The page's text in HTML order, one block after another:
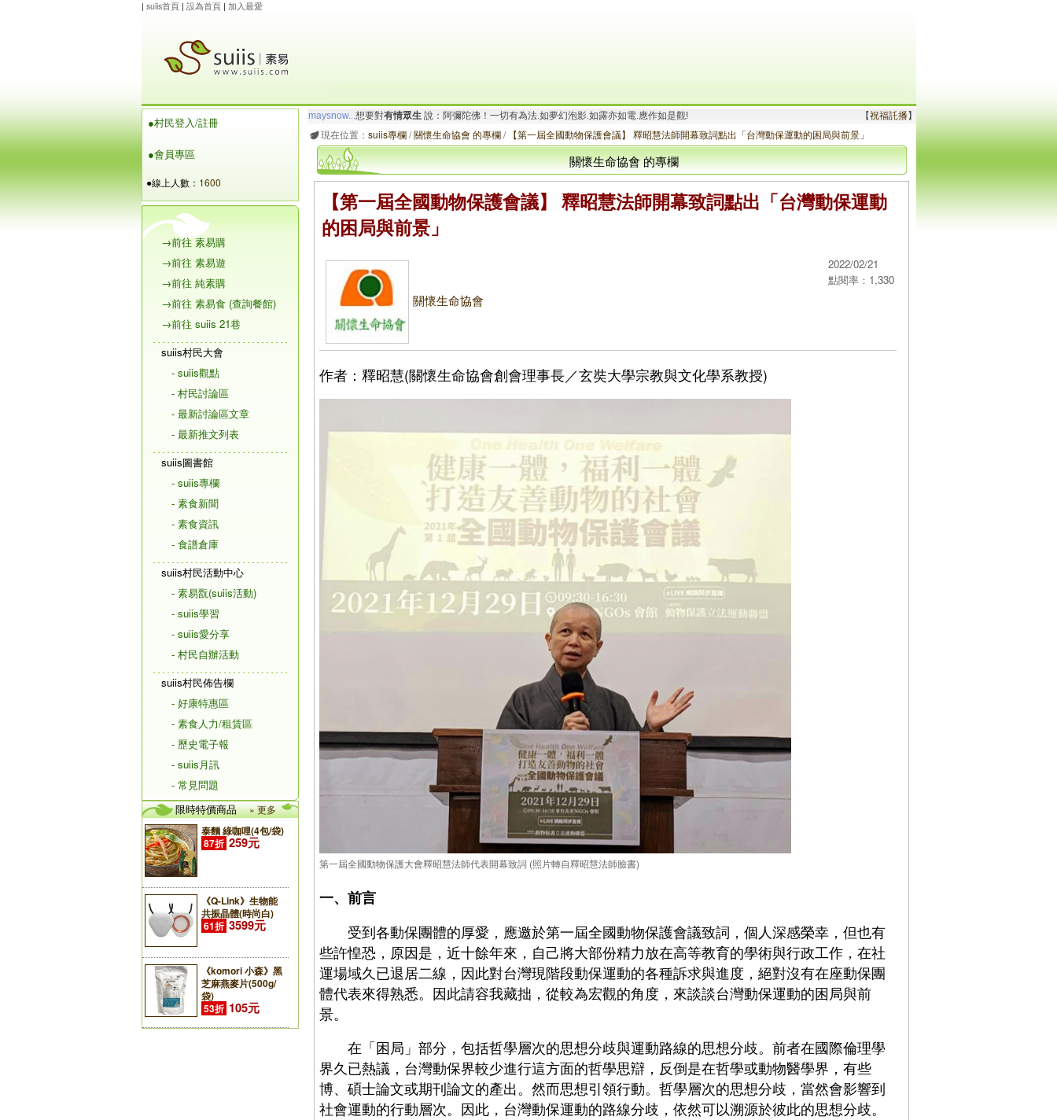
| suiis首頁| 設為首頁| 加入最愛
●村民登入/註冊
●會員專區
●線上人數： 1600
→前往 素易購
→前往 素易遊
→前往 純素購
→前往 素易食 (查詢餐館)
→前往 suiis 21巷
suiis村民大會
- suiis觀點
- 村民討論區
- 最新討論區文章
- 最新推文列表
suiis圖書館
- suiis專欄
- 素食新聞
- 素食資訊
- 食譜倉庫
suiis村民活動中心
- 素易翫(suiis活動)
- suiis學習
- suiis愛分享
- 村民自辦活動
suiis村民佈告欄
- 好康特惠區
- 素食人力/租賃區
- 歷史電子報
- suiis月訊
- 常見問題
限時特價商品
» 更多
泰麵 綠咖哩(4包/袋)
87折 259元
《Q-Link》生物能
共振晶體(時尚白)
61折 3599元
《komori 小森》黑
芝麻燕麥片(500g/
袋)
53折 105元
maysnow...想要對有情眾生說：阿彌陀佛！一切有為法.如夢幻泡影.如露亦如電.應作如是觀!
玲瓏虹想要對有情眾生說：南無大願地藏王菩薩！地獄未空.誓不成佛.眾生度盡.方證菩提! 【祝福託播】
現在位置： suiis專欄/關懷生命協會 的專欄/ 【第一屆全國動物保護會議】 釋昭慧法師開幕致詞點出「台灣動保運動的困局與前景」
關懷生命協會 的專欄
【第一屆全國動物保護會議】 釋昭慧法師開幕致詞點出「台灣動保運動
的困局與前景」
關懷生命協會
2022/02/21
點閱率：1,330
作者：釋昭慧(關懷生命協會創會理事長／玄奘大學宗教與文化學系教授)
第一屆全國動物保護大會釋昭慧法師代表開幕致詞 (照片轉自釋昭慧法師臉書)
一、前言
受到各動保團體的厚愛，應邀於第一屆全國動物保護會議致詞，個人深感榮幸，但也有
些許惶恐，原因是，近十餘年來，自己將大部份精力放在高等教育的學術與行政工作，在社
運場域久已退居二線，因此對台灣現階段動保運動的各種訴求與進度，絕對沒有在座動保團
體代表來得熟悉。因此請容我藏拙，從較為宏觀的角度，來談談台灣動保運動的困局與前
景。
在「困局」部分，包括哲學層次的思想分歧與運動路線的思想分歧。前者在國際倫理學
界久已熱議，台灣動保界較少進行這方面的哲學思辯，反倒是在哲學或動物醫學界，有些
博、碩士論文或期刊論文的產出。然而思想引領行動。哲學層次的思想分歧，當然會影響到
社會運動的行動層次。因此，台灣動保運動的路線分歧，依然可以溯源於彼此的思想分歧。